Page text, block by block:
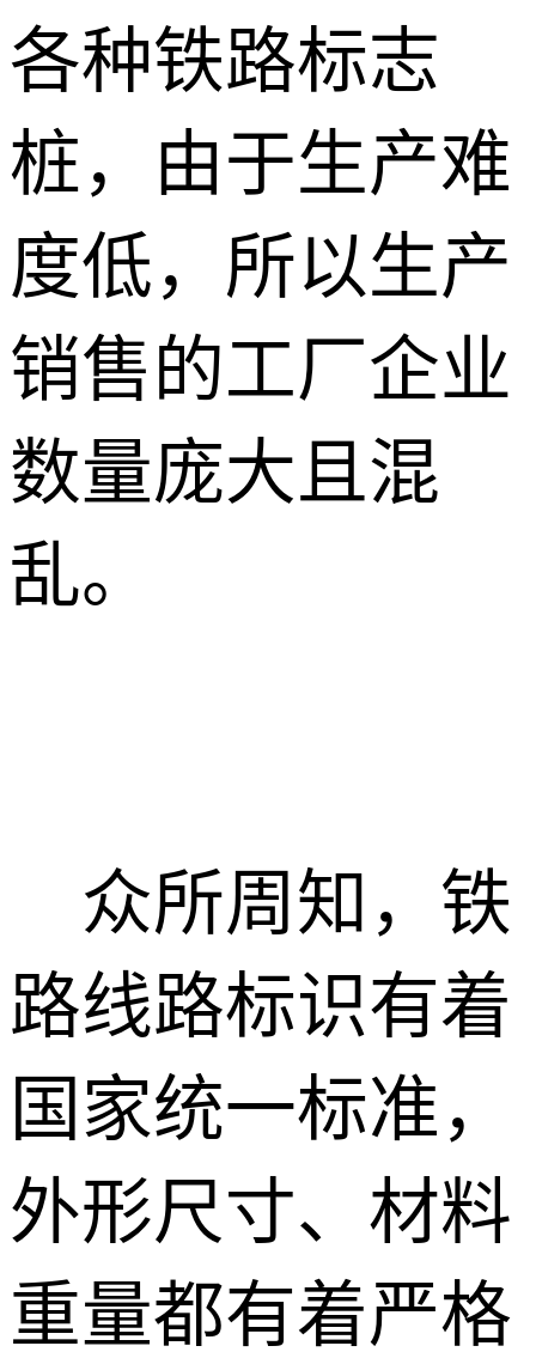
各种铁路标志
桩，由于生产难
度低，所以生产
销售的工厂企业
数量庞大且混
乱。
众所周知，铁
路线路标识有着
国家统一标准，
外形尺寸、材料
重量都有着严格